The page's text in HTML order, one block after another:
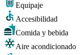
Equipaje
Accesibilidad
Comida y bebida
Aire acondicionado